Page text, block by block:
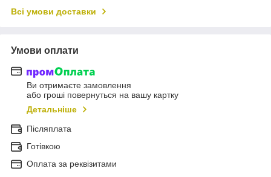
Всі умови доставки
Умови оплати
Ви отримаєте замовлення
або гроші повернуться на вашу картку
Детальніше
Післяплата
Готівкою
Оплата за реквізитами